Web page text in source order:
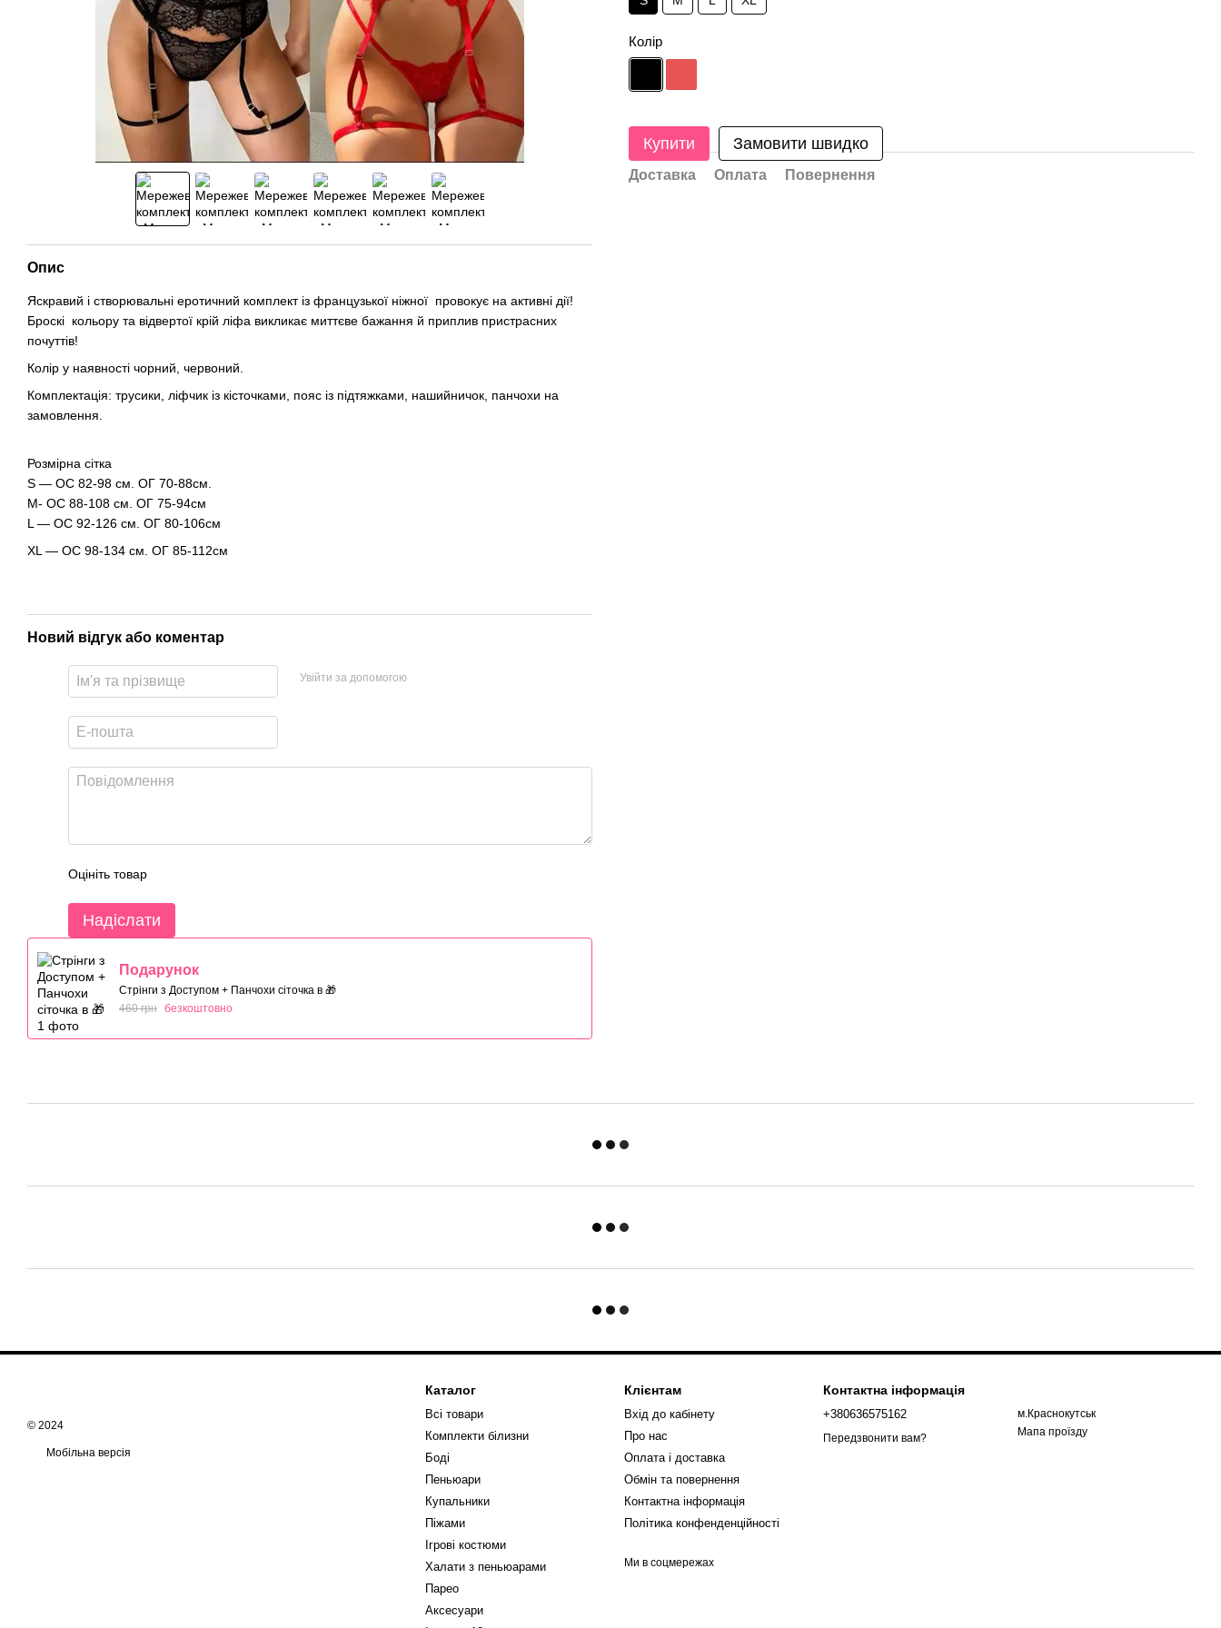
Опис
Яскравий і створювальні еротичний комплект із французької ніжної провокує на активні дії!
Броскі кольору та відвертої крій ліфа викликає миттєве бажання й приплив пристрасних
почуттів!
Колір у наявності чорний, червоний.
Комплектація: трусики, ліфчик із кісточками, пояс із підтяжками, нашийничок, панчохи на
замовлення.
Розмірна сітка
S — ОС 82-98 см. ОГ 70-88см.
M- ОС 88-108 см. ОГ 75-94см
L — ОС 92-126 см. ОГ 80-106см
ХL — ОС 98-134 см. ОГ 85-112см
Новий відгук або коментар
Увійти за допомогою
Оцініть товар
Надіслати
Подарунок
Стрінги з Доступом + Панчохи сіточка в 🎁
460 грн безкоштовно
Колір
Купити Замовити швидко
Доставка Оплата Повернення
© 2024
Мобільна версія
Каталог
Всі товари
Комплекти білизни
Боді
Пеньюари
Купальники
Піжами
Ігрові костюми
Халати з пеньюарами
Парео
Аксесуари
Клієнтам
Вхід до кабінету
Про нас
Оплата і доставка
Обмін та повернення
Контактна інформація
Політика конфенденційності
Ми в соцмережах
Контактна інформація
+380636575162
Передзвонити вам?
м.Краснокутськ
Мапа проїзду